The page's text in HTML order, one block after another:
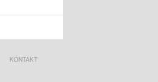
KONTAKT